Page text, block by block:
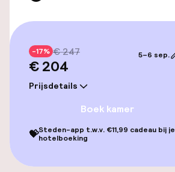
Gratis wifi
TV lounge
Eet- en drinkgelegenheden
Bar
-17% € 247
€ 204
Prijsdetails
5–6 sep.
Boek kamer
💝Steden-app t.w.v. €11,99 cadeau bij je
hotelboeking